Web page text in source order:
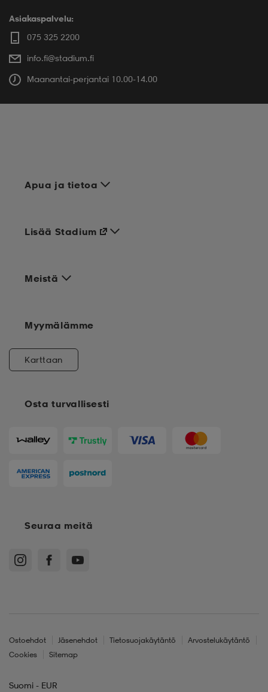
Asiakaspalvelu:
075 325 2200
info.fi@stadium.fi
Maanantai-perjantai 10.00-14.00
Apua ja tietoa
Meistä
Osta turvallisesti
Lisää Stadium
Myymälämme
Karttaan
Seuraa meitä
Ostoehdot Jäsenehdot Tietosuojakäytäntö
Arvostelukäytäntö
Cookies
Sitemap
Suomi - EUR